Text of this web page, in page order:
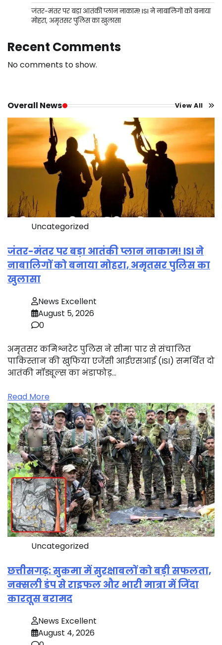
जंतर-मंतर पर बड़ा आतंकी प्लान नाकाम! ISI ने नाबालिगों को बनाया
मोहरा, अमृतसर पुलिस का खुलासा
Recent Comments
No comments to show.
Overall News View All
Uncategorized
जंतर-मंतर पर बड़ा आतंकी प्लान नाकाम! ISI ने
नाबालिगों को बनाया मोहरा, अमृतसर पुलिस का
खुलासा
News Excellent
August 5, 2026
0
अमृतसर कमिश्नरेट पुलिस ने सीमा पार से संचालित
पाकिस्तान की खुफिया एजेंसी आईएसआई (ISI) समर्थित दो
आतंकी मॉड्यूल्स का भंडाफोड़…
Read More
Uncategorized
छत्तीसगढ़: सुकमा में सुरक्षाबलों को बड़ी सफलता,
नक्सली डंप से राइफल और भारी मात्रा में जिंदा
कारतूस बरामद
News Excellent
August 4, 2026